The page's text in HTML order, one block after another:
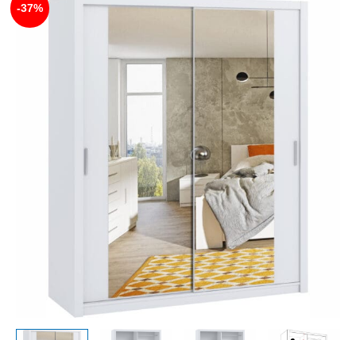
-37%